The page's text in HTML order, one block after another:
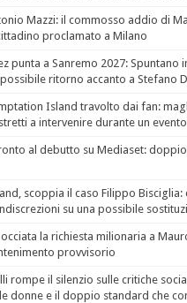
Mazzi: il commosso addio di
proclamato a Milano
punta a Sanremo 2027: Spuntano
ritorno accanto a Stefano
Island travolto dai fan:
a intervenire durante un
al debutto su Mediaset:
scoppia il caso Filippo Bisciglia:
su una possibile
la richiesta milionaria a
provvisorio
rompe il silenzio sulle critiche
donne e il doppio standard che